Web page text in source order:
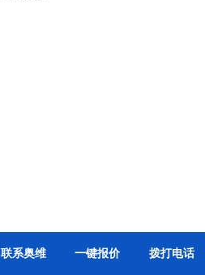
联系奥维 一键报价 拨打电话